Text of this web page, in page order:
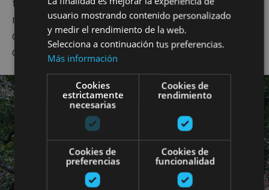
nacedero. El camino conecta con la localidad
de Lezaun y atraviesa dos puentes tibetanos en los
que querrás sacar un montón de fotos.
usuario mostrando contenido personalizado
y medir el rendimiento de la web.
Selecciona a continuación tus preferencias.
Más información
Cookies
estrictamente
necesarias
Cookies de
rendimiento
Cookies de
preferencias
Cookies de
funcionalidad